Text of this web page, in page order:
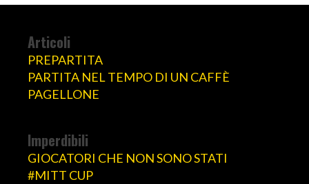
Articoli
PREPARTITA
PARTITA NEL TEMPO DI UN CAFFÈ
PAGELLONE
Imperdibili
GIOCATORI CHE NON SONO STATI
#MITT CUP